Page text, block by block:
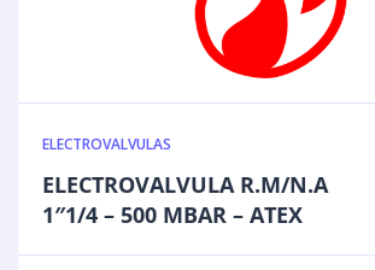
ELECTROVALVULAS
ELECTROVALVULA R.M/N.A
1″1/4 – 500 MBAR – ATEX